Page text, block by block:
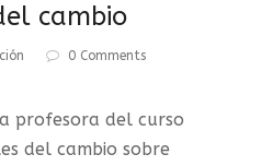
cambio
0 Comments
profesora del curso
del cambio sobre